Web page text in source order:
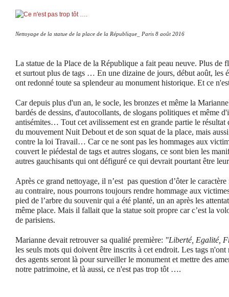
Nettoyage de la statue de la place de la République_ Paris 8 août 2016
La statue de la Place de la République a fait peau neuve. Plus de
et surtout plus de tags … En une dizaine de jours, début août, les
ont redonné toute sa splendeur au monument historique. Et ce
Car depuis plus d'un an, le socle, les bronzes et même la
bardés de dessins, d'autocollants, de slogans politiques et même
antisémites… Tout cet avilissement est en grande partie le résultat
du mouvement Nuit Debout et de son squat de la place, mais
contre la loi Travail… Car ce ne sont pas les hommages aux
couvert le piédestal de tags et autres slogans, ce sont bien les
autres gauchisants qui ont défiguré ce qui devrait pourtant être
Après ce grand nettoyage, il n’est pas question d’ôter le
au contraire, nous pourrons toujours rendre hommage aux
pied de l’arbre du souvenir qui a été planté, un an après les
même place. Mais il fallait que la statue soit propre car c’est la
de parisiens.
Marianne devait retrouver sa qualité première: "Liberté, Egalité,
les seuls mots qui doivent être inscrits à cet endroit. Les tags
des agents seront là pour surveiller le monument et mettre des
notre patrimoine, et là aussi, ce n'est pas trop tôt ….